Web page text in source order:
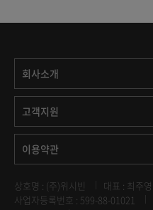
회사소개
고객지원
이용약관
상호명 : (주)위시빈 대표 : 최주영
사업자등록번호 : 599-88-01021